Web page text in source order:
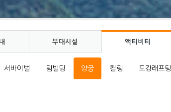
부대시설 액티비티
서바이벌 팀빌딩 양궁 컬링 도강래프팅